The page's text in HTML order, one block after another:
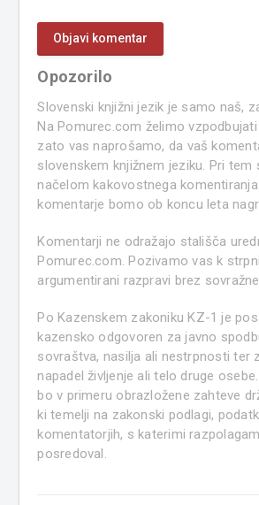
Opozorilo
Slovenski knjižni jezik je samo naš,
Na Pomurec.com želimo
zato vas naprošamo, da vaš
slovenskem knjižnem jeziku. Pri tem
načelom kakovostnega
komentarje bomo ob koncu leta
Komentarji ne odražajo stališča
Pomurec.com. Pozivamo vas k
argumentirani razpravi brez
Po Kazenskem zakoniku KZ-1 je
kazensko odgovoren za javno
sovraštva, nasilja ali nestrpnosti ter
napadel življenje ali telo druge
bo v primeru obrazložene zahteve
ki temelji na zakonski podlagi,
komentatorjih, s katerimi
posredoval.